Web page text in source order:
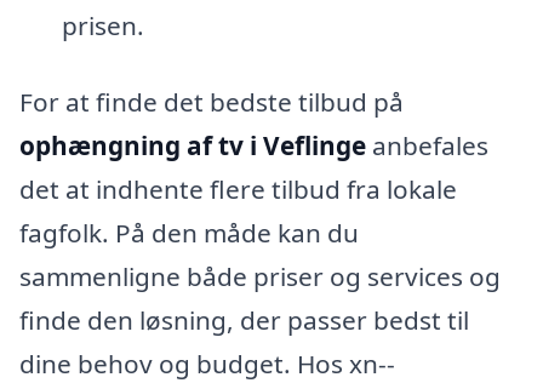
prisen.
For at finde det bedste tilbud på
ophængning af tv i Veflinge anbefales
det at indhente flere tilbud fra lokale
fagfolk. På den måde kan du
sammenligne både priser og services og
finde den løsning, der passer bedst til
dine behov og budget. Hos xn--